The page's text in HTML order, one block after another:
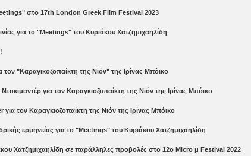
στο 17th London Greek Film Festival 2023
για το "Meetings" του Κυριάκου Χατζημιχαηλίδη
"Καραγικοζοπαίκτη της Νιόν" της Ιρίνας Μπόικο
για τον Καραγκιοζοπαίκτη της Νιόν της Ιρίνας Μπόικο
τον Καραγκιοζοπαίκτη της Νιόν της Ιρίνας Μπόικο
ερμηνείας για το "Meetings" του Κυριάκου Χατζημιχαηλίδη
Χατζημιχαηλίδη σε παράλληλες προβολές στο 12ο Micro μ Festival 2022